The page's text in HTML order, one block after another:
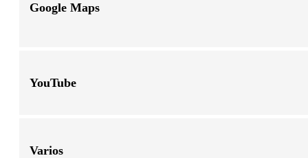
Google Maps
YouTube
Varios